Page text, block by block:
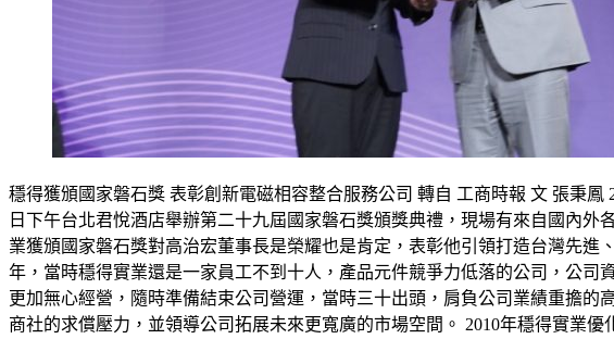
穩得獲頒國家磐石獎 表彰創新電磁相容整合服務公司 轉自 工商時報 文 張秉
日下午台北君悅酒店舉辦第二十九屆國家磐石獎頒獎典禮，現場有來自國內
業獲頒國家磐石獎對高治宏董事長是榮耀也是肯定，表彰他引領打造台灣先
年，當時穩得實業還是一家員工不到十人，產品元件競爭力低落的公司，公
更加無心經營，隨時準備結束公司營運，當時三十出頭，肩負公司業績重擔
商社的求償壓力，並領導公司拓展未來更寬廣的市場空間。 2010年穩得實業